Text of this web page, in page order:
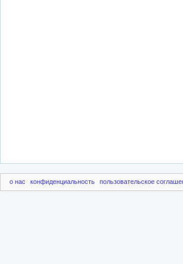
о нас конфиденциальность пользовательское